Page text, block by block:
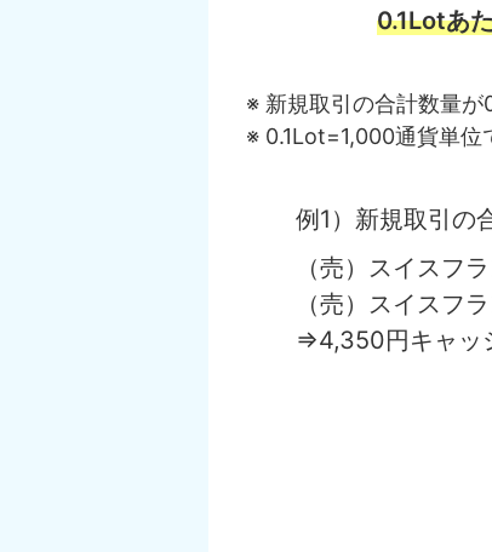
0.1Lotあ
新規取引の合計数量が
0.1Lot=1,000通貨単位
例1）新規取引の
（売）スイスフ
（売）スイスフ
⇒4,350円キャッ